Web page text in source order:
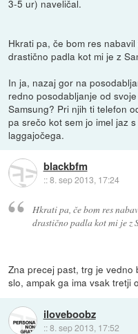
3-5 ur) naveličal.
Hkrati pa, če bom res
drastično padla kot mi je z
In ja, nazaj gor na
redno posodabljanje od
Samsung? Pri njih ti telefon
pa srečo kot sem jo imel jaz
laggajočega.
blackbfm
::8. sep 2013, 17:24
Hkrati pa, če bom res
drastično padla kot mi je z
Zna precej past, trg je
slo, ampak ga ima vsak tretji
iloveboobz
::8. sep 2013, 17:52